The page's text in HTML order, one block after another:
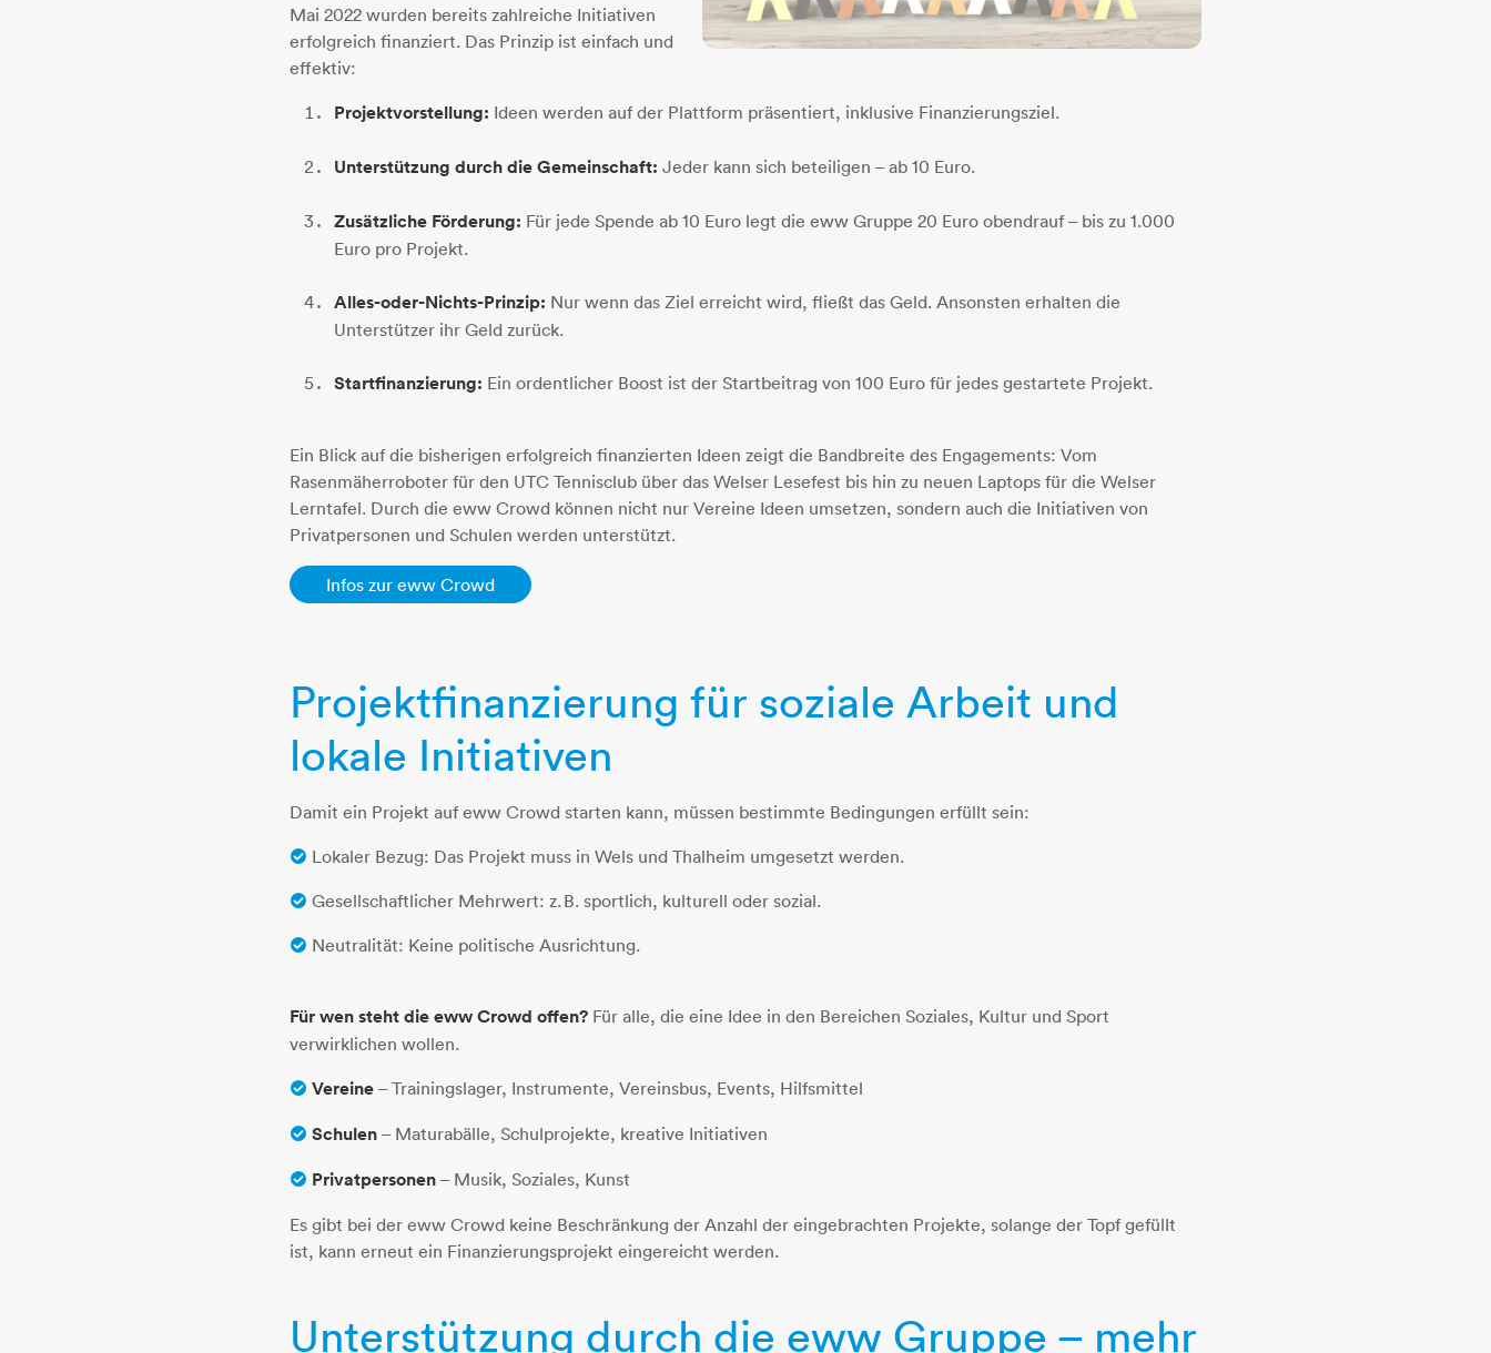
Mai 2022 wurden bereits zahlreiche Initiativen
erfolgreich finanziert. Das Prinzip ist einfach und
effektiv:
Projektvorstellung: Ideen werden auf der Plattform präsentiert, inklusive Finanzierungsziel.
Unterstützung durch die Gemeinschaft: Jeder kann sich beteiligen – ab 10 Euro.
Zusätzliche Förderung: Für jede Spende ab 10 Euro legt die eww Gruppe 20 Euro obendrauf – bis zu 1.000
Euro pro Projekt.
Alles-oder-Nichts-Prinzip: Nur wenn das Ziel erreicht wird, fließt das Geld. Ansonsten erhalten die
Unterstützer ihr Geld zurück.
Startfinanzierung: Ein ordentlicher Boost ist der Startbeitrag von 100 Euro für jedes gestartete Projekt.
Ein Blick auf die bisherigen erfolgreich finanzierten Ideen zeigt die Bandbreite des Engagements: Vom
Rasenmäherroboter für den UTC Tennisclub über das Welser Lesefest bis hin zu neuen Laptops für die Welser
Lerntafel. Durch die eww Crowd können nicht nur Vereine Ideen umsetzen, sondern auch die Initiativen von
Privatpersonen und Schulen werden unterstützt.
Infos zur eww Crowd
Projektfinanzierung für soziale Arbeit und
lokale Initiativen
Damit ein Projekt auf eww Crowd starten kann, müssen bestimmte Bedingungen erfüllt sein:
Lokaler Bezug: Das Projekt muss in Wels und Thalheim umgesetzt werden.
Gesellschaftlicher Mehrwert: z. B. sportlich, kulturell oder sozial.
Neutralität: Keine politische Ausrichtung.
Für wen steht die eww Crowd offen? Für alle, die eine Idee in den Bereichen Soziales, Kultur und Sport
verwirklichen wollen.
Vereine – Trainingslager, Instrumente, Vereinsbus, Events, Hilfsmittel
Schulen – Maturabälle, Schulprojekte, kreative Initiativen
Privatpersonen – Musik, Soziales, Kunst
Es gibt bei der eww Crowd keine Beschränkung der Anzahl der eingebrachten Projekte, solange der Topf gefüllt
ist, kann erneut ein Finanzierungsprojekt eingereicht werden.
Unterstützung durch die eww Gruppe – mehr